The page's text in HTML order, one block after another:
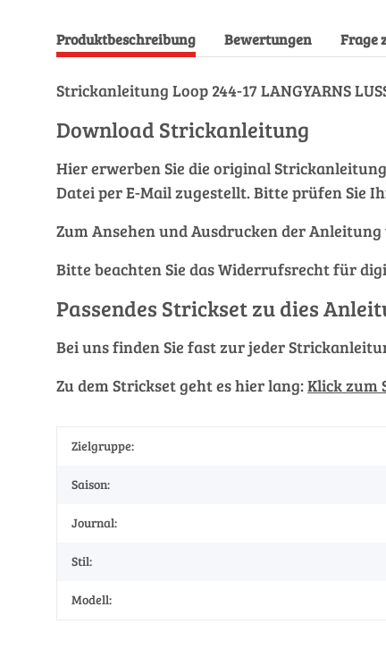
Produktbeschreibung Bewertungen Frage
Strickanleitung Loop 244-17 LANGYARNS
Download Strickanleitung
Hier erwerben Sie die original
Datei per E-Mail zugestellt. Bitte prüfen Sie
Zum Ansehen und Ausdrucken der
Bitte beachten Sie das Widerrufsrecht für
Passendes Strickset zu dies
Bei uns finden Sie fast zur jeder
Zu dem Strickset geht es hier lang:Klick zum
Zielgruppe:
Saison:
Journal:
Stil:
Modell: